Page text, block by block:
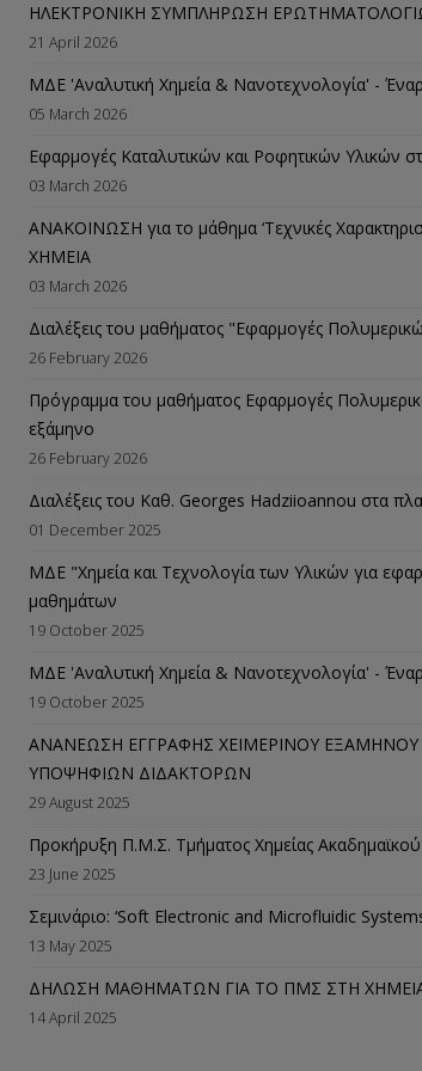
ΗΛΕΚΤΡΟΝΙΚΗ ΣΥΜΠΛΗΡΩΣΗ
21 April 2026
ΜΔΕ 'Αναλυτική Χημεία & Νανοτεχνολογία' -
05 March 2026
Εφαρμογές Καταλυτικών και Ροφητικών Υλικών
03 March 2026
ΑΝΑΚΟΙΝΩΣΗ για το μάθημα ‘Τεχνικές
ΧΗΜΕΙΑ
03 March 2026
Διαλέξεις του μαθήματος "Εφαρμογές
26 February 2026
Πρόγραμμα του μαθήματος Εφαρμογές
εξάμηνο
26 February 2026
Διαλέξεις του Καθ. Georges Hadziioannou στα
01 December 2025
ΜΔΕ "Χημεία και Τεχνολογία των Υλικών για
μαθημάτων
19 October 2025
ΜΔΕ 'Αναλυτική Χημεία & Νανοτεχνολογία' -
19 October 2025
ΑΝΑΝΕΩΣΗ ΕΓΓΡΑΦΗΣ ΧΕΙΜΕΡΙΝΟΥ
ΥΠΟΨΗΦΙΩΝ ΔΙΔΑΚΤΟΡΩΝ
29 August 2025
Προκήρυξη Π.Μ.Σ. Τμήματος Χημείας
23 June 2025
Σεμινάριο: ‘Soft Electronic and Microfluidic
13 May 2025
ΔΗΛΩΣΗ ΜΑΘΗΜΑΤΩΝ ΓΙΑ ΤΟ ΠΜΣ ΣΤΗ
14 April 2025